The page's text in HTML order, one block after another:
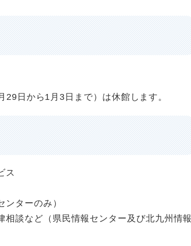
日から1月3日まで）は休館します。
ス
ンターのみ）
談など（県民情報センター及び北九州情報